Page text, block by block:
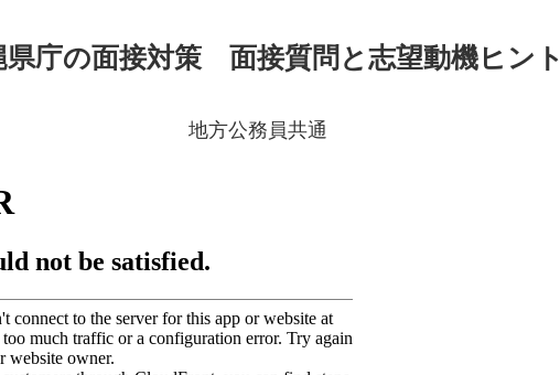
県庁の面接対策 面接質問と志望動機ヒント
地方公務員共通